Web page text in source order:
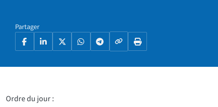
Partager
FacebookLinkedIn
X WhatsAppTelegramCopier le lien
Imprimer la page
Ordre du jour :